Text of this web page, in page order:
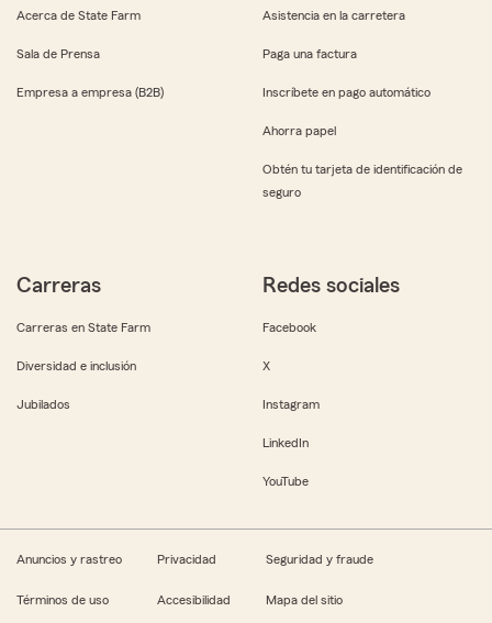
Acerca de State Farm
Sala de Prensa
Empresa a empresa (B2B)
Asistencia en la carretera
Paga una factura
Inscríbete en pago automático
Ahorra papel
Obtén tu tarjeta de identificación de
seguro
Carreras
Carreras en State Farm
Diversidad e inclusión
Jubilados
Redes sociales
Facebook
X
Instagram
LinkedIn
YouTube
Anuncios y rastreo Privacidad Seguridad y fraude
Términos de uso Accesibilidad Mapa del sitio